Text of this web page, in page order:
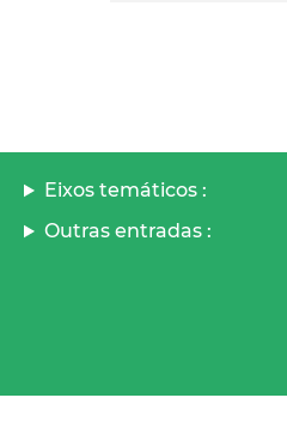
Eixos temáticos :
Outras entradas :